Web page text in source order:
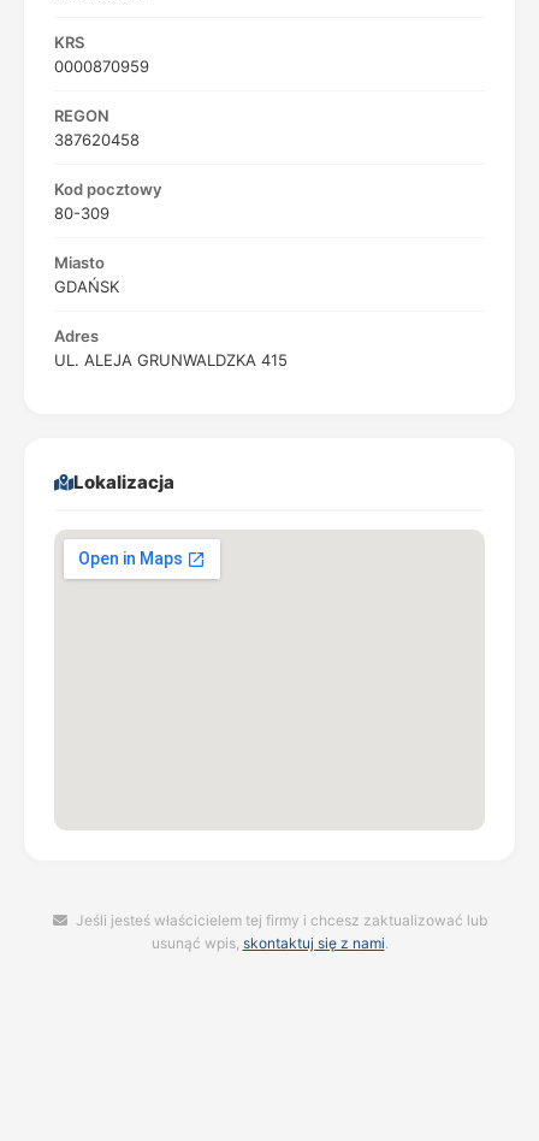
KRS
0000870959
REGON
387620458
Kod pocztowy
80-309
Miasto
GDAŃSK
Adres
UL. ALEJA GRUNWALDZKA 415
Lokalizacja
Jeśli jesteś właścicielem tej firmy i chcesz zaktualizować lub
usunąć wpis, skontaktuj się z nami.